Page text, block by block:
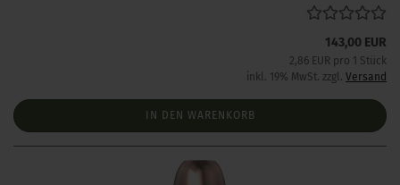
143,00 EUR
2,86 EUR pro 1 Stück
inkl. 19% MwSt. zzgl. Versand
IN DEN WARENKORB